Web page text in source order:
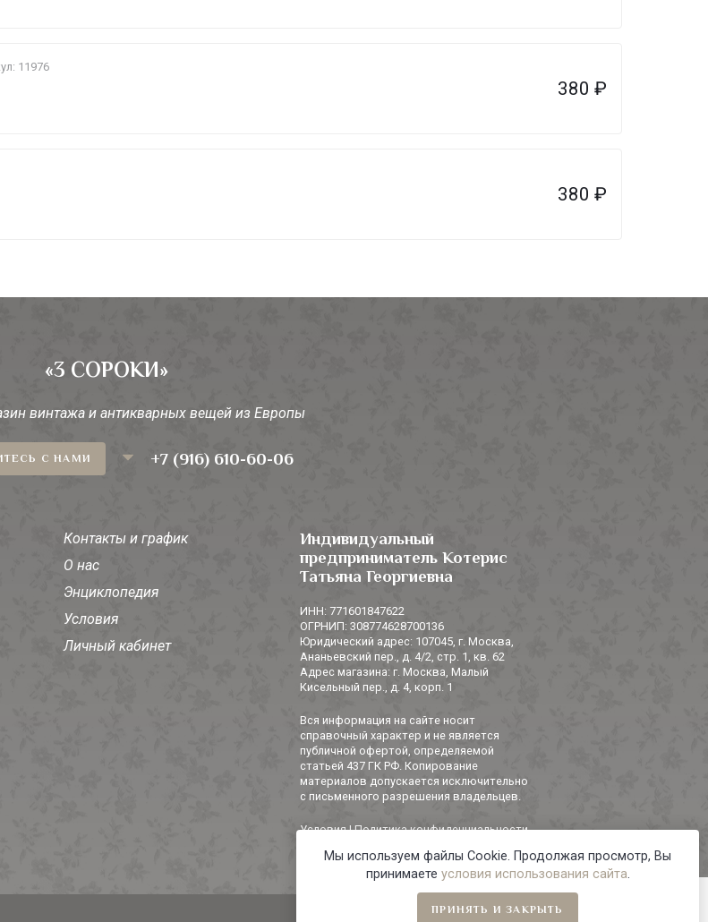
11976
380 ₽
380 ₽
«3 СОРОКИ»
винтажа и антикварных вещей из Европы
С НАМИ +7 (916) 610-60-06
Контакты и график
О нас
Энциклопедия
Условия
Личный кабинет
Индивидуальный
предприниматель Котерис
Татьяна Георгиевна
ИНН: 771601847622
ОГРНИП: 308774628700136
Юридический адрес: 107045, г. Москва,
Ананьевский пер., д. 4/2, стр. 1, кв. 62
Адрес магазина: г. Москва, Малый
Кисельный пер., д. 4, корп. 1
Вся информация на сайте носит
справочный характер и не является
публичной офертой, определяемой
статьей 437 ГК РФ. Копирование
материалов допускается исключительно
с письменного разрешения владельцев.
Условия|Политика конфиденциальности
Мы используем файлы Cookie. Продолжая просмотр, Вы
принимаете условия использования сайта.
ПРИНЯТЬ И ЗАКРЫТЬ